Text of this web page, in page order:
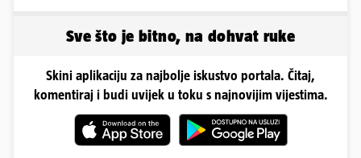
Sve što je bitno, na dohvat ruke
Skini aplikaciju za najbolje iskustvo portala. Čitaj,
komentiraj i budi uvijek u toku s najnovijim vijestima.